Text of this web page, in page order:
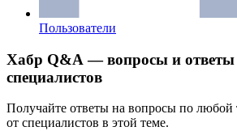
Пользователи
Хабр Q&A — вопросы и ответы
специалистов
Получайте ответы на вопросы по любой
от специалистов в этой теме.